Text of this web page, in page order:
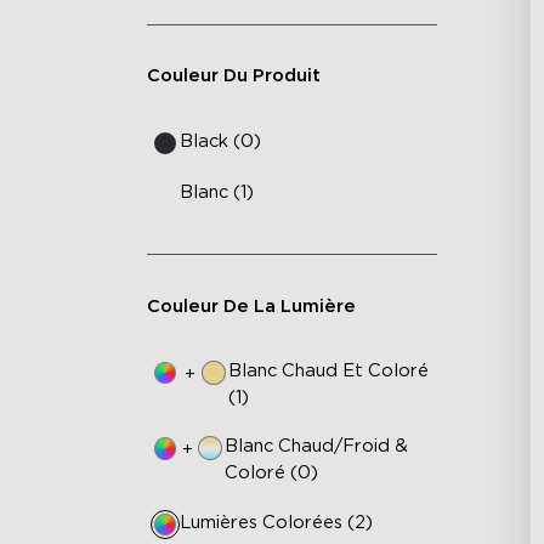
Couleur Du Produit
Black (0)
Blanc (1)
Couleur De La Lumière
+
Blanc Chaud Et Coloré
(1)
+
Blanc Chaud/Froid &
Coloré (0)
Lumières Colorées (2)